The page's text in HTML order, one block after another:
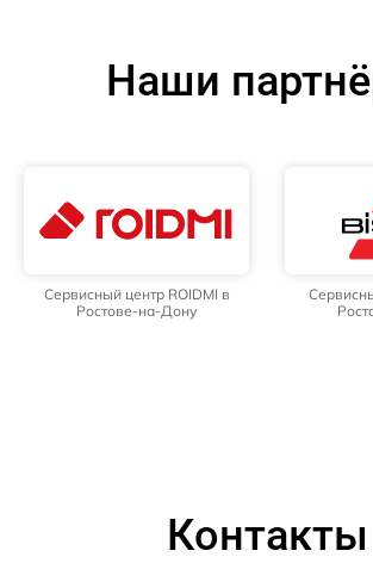
Наши
Сервисный центр ROIDMI в
Ростове-на-Дону
Контакты